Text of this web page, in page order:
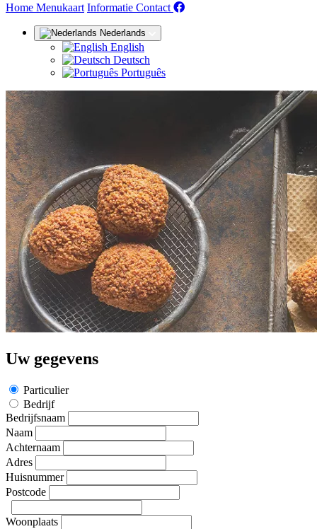
Home (huidige)
Menukaart Informatie Contact
Nederlands
English
Deutsch
Português
Uw gegevens
Particulier
Bedrijf
Bedrijfsnaam
Naam
Achternaam
Adres
Huisnummer
Postcode
Woonplaats